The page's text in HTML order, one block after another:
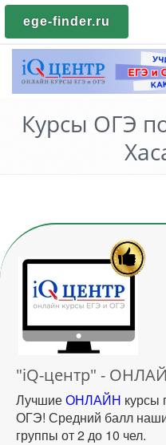
ege-finder.ru
Курсы ОГЭ
"iQ-центр" -
ЛучшиеОНЛАЙН курсы
ОГЭ! Средний балл
группы от 2 до 10 чел.